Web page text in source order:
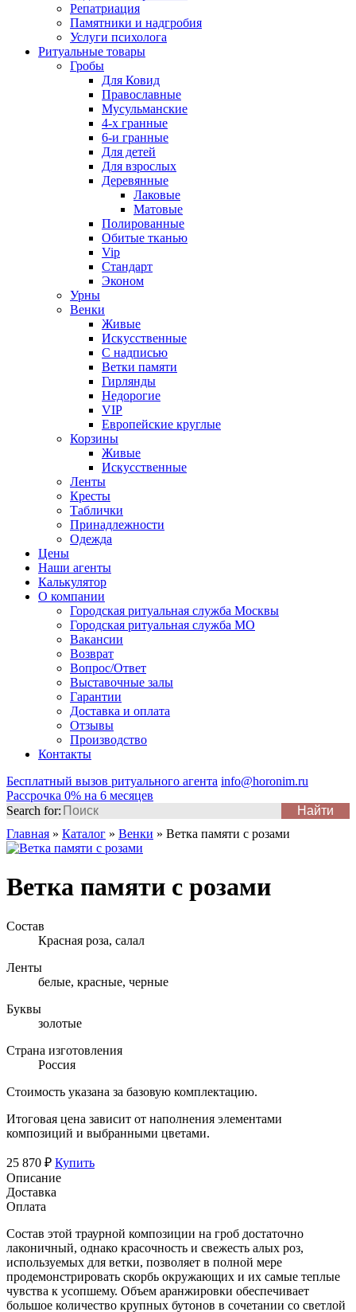
Репатриация
Памятники и надгробия
Услуги психолога
Ритуальные товары
Гробы
Для Ковид
Православные
Мусульманские
4-х гранные
6-и гранные
Для детей
Для взрослых
Деревянные
Лаковые
Матовые
Полированные
Обитые тканью
Vip
Стандарт
Эконом
Урны
Венки
Живые
Искусственные
С надписью
Ветки памяти
Гирлянды
Недорогие
VIP
Европейские круглые
Корзины
Живые
Искусственные
Ленты
Кресты
Таблички
Принадлежности
Одежда
Цены
Наши агенты
Калькулятор
О компании
Городская ритуальная служба Москвы
Городская ритуальная служба МО
Вакансии
Возврат
Вопрос/Ответ
Выставочные залы
Гарантии
Доставка и оплата
Отзывы
Производство
Контакты
Бесплатный вызов ритуального агента info@horonim.ru
Рассрочка 0% на 6 месяцев
Search for:
Главная » Каталог » Венки » Ветка памяти с розами
Ветка памяти с розами
Состав
Красная роза, салал
Ленты
белые, красные, черные
Буквы
золотые
Страна изготовления
Россия
Стоимость указана за базовую комплектацию.
Итоговая цена зависит от наполнения элементами
композиций и выбранными цветами.
25 870 ₽ Купить
Описание
Доставка
Оплата
Состав этой траурной композиции на гроб достаточно
лаконичный, однако красочность и свежесть алых роз,
используемых для ветки, позволяет в полной мере
продемонстрировать скорбь окружающих и их самые теплые
чувства к усопшему. Объем аранжировки обеспечивает
большое количество крупных бутонов в сочетании со светлой